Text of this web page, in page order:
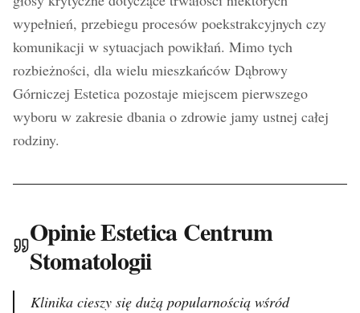
wypełnień, przebiegu procesów poekstrakcyjnych czy
komunikacji w sytuacjach powikłań. Mimo tych
rozbieżności, dla wielu mieszkańców Dąbrowy
Górniczej Estetica pozostaje miejscem pierwszego
wyboru w zakresie dbania o zdrowie jamy ustnej całej
rodziny.
Opinie Estetica Centrum
Stomatologii
Klinika cieszy się dużą popularnością wśród